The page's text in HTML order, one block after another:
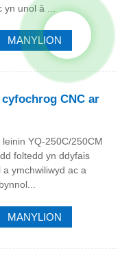
unol â ...
MANYLION
CNC ar
YQ-250C/250CM
foltedd yn ddyfais
ymchwiliwyd ac a
MANYLION